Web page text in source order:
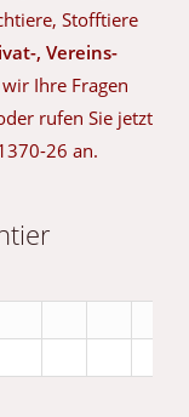
Stofftiere
, Vereins-
Ihre Fragen
rufen Sie jetzt
26 an.